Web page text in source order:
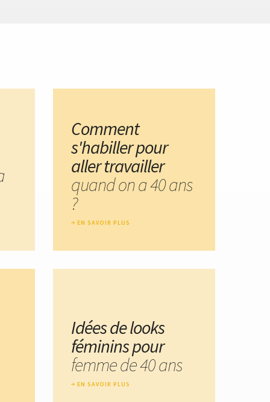
Comment
s'habiller pour
aller travailler
quand on a 40 ans
?
EN SAVOIR PLUS
Idées de looks
féminins pour
femme de 40 ans
EN SAVOIR PLUS